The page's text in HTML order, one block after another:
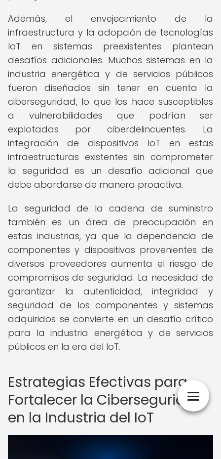
Además, el envejecimiento de la
infraestructura y la adopción de tecnologías
IoT en sistemas preexistentes plantean
desafíos adicionales. Muchos sistemas en la
industria energética y de servicios públicos
fueron diseñados sin tener en cuenta la
ciberseguridad, lo que los hace susceptibles
a vulnerabilidades que podrían ser
explotadas por ciberdelincuentes. La
integración de dispositivos IoT en estas
infraestructuras existentes sin comprometer
la seguridad es un desafío adicional que
debe abordarse de manera proactiva.
La seguridad de la cadena de suministro
también es un área de preocupación en
estas industrias, ya que la dependencia de
componentes y dispositivos provenientes de
diversos proveedores aumenta el riesgo de
compromisos de seguridad. La necesidad de
garantizar la autenticidad, integridad y
seguridad de los componentes y sistemas
adquiridos se convierte en un desafío crítico
para la industria energética y de servicios
públicos en la era del IoT.
Estrategias Efectivas para
Fortalecer la Ciberseguridad
en la Industria del IoT